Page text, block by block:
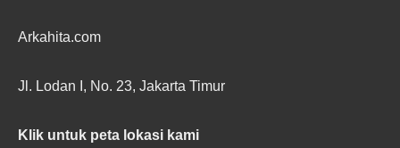
Arkahita.com
Jl. Lodan I, No. 23, Jakarta Timur
Klik untuk peta lokasi kami